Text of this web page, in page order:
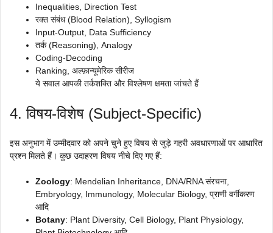
Inequalities, Direction Test
रक्त संबंध (Blood Relation), Syllogism
Input-Output, Data Sufficiency
तर्क (Reasoning), Analogy
Coding-Decoding
Ranking, अल्फ़ान्यूमेरिक सीरीज
ये सवाल आपकी तर्कशक्ति और विश्लेषण क्षमता जांचते हैं
4. विषय-विशेष (Subject-Specific)
इस अनुभाग में उम्मीदवार को अपने चुने हुए विषय से जुड़े गहरी अवधारणाओं पर आधारित
प्रश्न मिलते हैं। कुछ उदाहरण विषय नीचे दिए गए हैं:
Zoology: Mendelian Inheritance, DNA/RNA संरचना,
Embryology, Immunology, Molecular Biology, प्राणी वर्गीकरण
आदि
Botany: Plant Diversity, Cell Biology, Plant Physiology,